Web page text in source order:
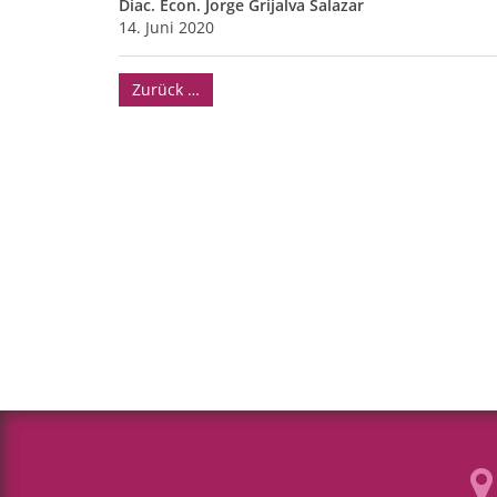
Diac. Econ. Jorge Grijalva Salazar
14. Juni 2020
Zurück …